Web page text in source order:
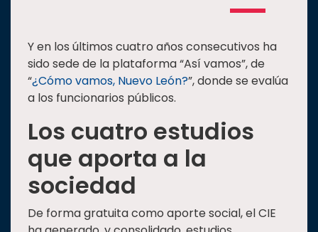
Y en los últimos cuatro años consecutivos ha
sido sede de la plataforma “Así vamos”, de
“¿Cómo vamos, Nuevo León?”, donde se evalúa
a los funcionarios públicos.
Los cuatro estudios
que aporta a la
sociedad
De forma gratuita como aporte social, el CIE